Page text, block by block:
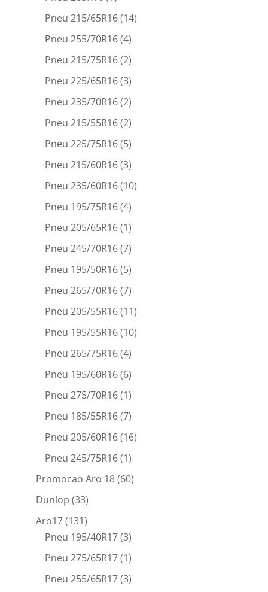
Pneu 215/65R16(14)
Pneu 255/70R16(4)
Pneu 215/75R16(2)
Pneu 225/65R16(3)
Pneu 235/70R16(2)
Pneu 215/55R16(2)
Pneu 225/75R16(5)
Pneu 215/60R16(3)
Pneu 235/60R16(10)
Pneu 195/75R16(4)
Pneu 205/65R16(1)
Pneu 245/70R16(7)
Pneu 195/50R16(5)
Pneu 265/70R16(7)
Pneu 205/55R16(11)
Pneu 195/55R16(10)
Pneu 265/75R16(4)
Pneu 195/60R16(6)
Pneu 275/70R16(1)
Pneu 185/55R16(7)
Pneu 205/60R16(16)
Pneu 245/75R16(1)
Promocao Aro 18(60)
Dunlop (33)
Aro17(131)
Pneu 195/40R17(3)
Pneu 275/65R17(1)
Pneu 255/65R17(3)